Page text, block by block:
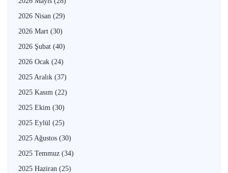
2026 Nisan (29)
2026 Mart (30)
2026 Şubat (40)
2026 Ocak (24)
2025 Aralık (37)
2025 Kasım (22)
2025 Ekim (30)
2025 Eylül (25)
2025 Ağustos (30)
2025 Temmuz (34)
2025 Haziran (25)